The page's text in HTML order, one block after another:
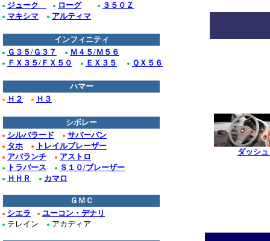
ダッシ
● ジューク ● ローグ ● ３５０Ｚ
● マキシマ ● アルティマ
インフィニティ
● Ｇ３５/Ｇ３７ ● Ｍ４５/Ｍ５６
● ＦＸ３５/ＦＸ５０ ● ＥＸ３５ ● ＱＸ５６
ハマー
● Ｈ２ ● Ｈ３
シボレー
● シルバラード ● サバーバン
● タホ ● トレイルブレーザー
● アバランチ ● アストロ
● トラバース ● Ｓ１０/ブレーザー
● ＨＨＲ ● カマロ
ＧＭＣ
● シエラ ● ユーコン・デナリ
● テレイン ● アカディア